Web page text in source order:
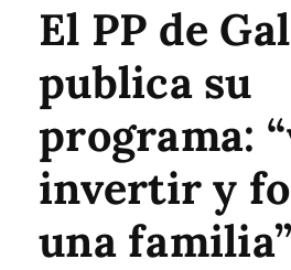
El PP de
publica su
programa:
invertir y
una familia”